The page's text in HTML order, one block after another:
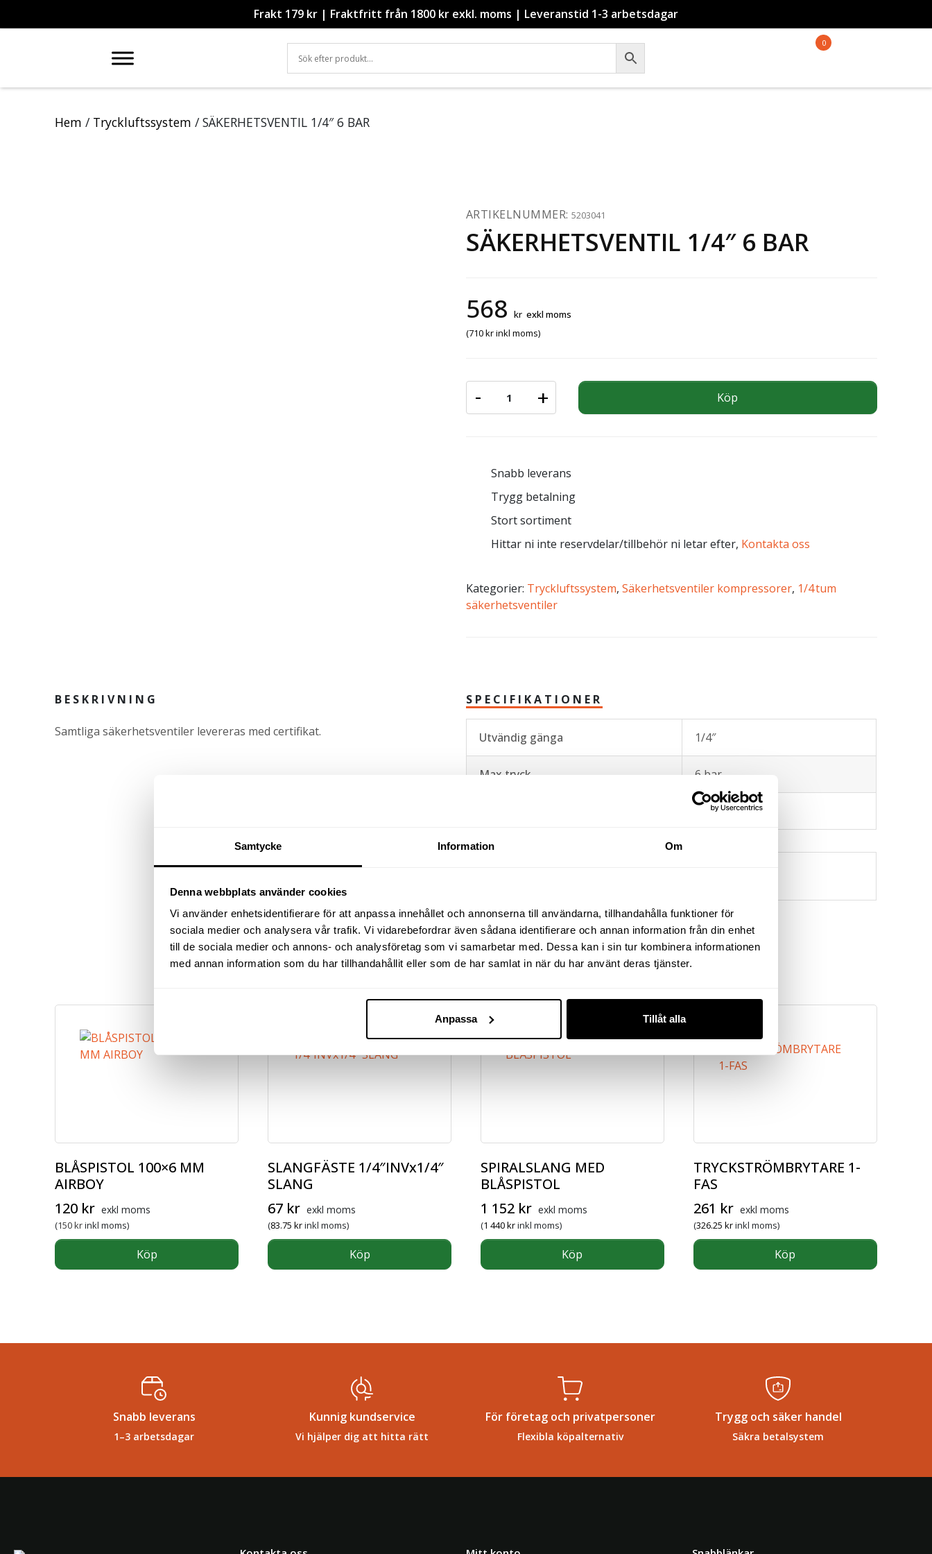
Samtycke Information Om
Denna webbplats använder cookies
Vi använder enhetsidentifierare för att anpassa innehållet och annonserna till användarna, tillhandahålla funktioner för
sociala medier och analysera vår trafik. Vi vidarebefordrar även sådana identifierare och annan information från din enhet
till de sociala medier och annons- och analysföretag som vi samarbetar med. Dessa kan i sin tur kombinera informationen
med annan information som du har tillhandahållit eller som de har samlat in när du har använt deras tjänster.
Anpassa Tillåt alla
Frakt 179 kr | Fraktfritt från 1800 kr exkl. moms | Leveranstid 1-3 arbetsdagar
0
Hem / Tryckluftssystem / SÄKERHETSVENTIL 1/4″ 6 BAR
ARTIKELNUMMER:5203041
SÄKERHETSVENTIL 1/4″ 6 BAR
568 kr exkl moms
(710krinkl moms)
- SÄKERHETSVENTIL 1/4" 6 BAR mängd
+ Köp
Snabb leverans
Trygg betalning
Stort sortiment
Hittar ni inte reservdelar/tillbehör ni letar efter, Kontakta oss
Kategorier: Tryckluftssystem, Säkerhetsventiler kompressorer, 1/4 tum
säkerhetsventiler
BESKRIVNING
Samtliga säkerhetsventiler levereras med certifikat.
SPECIFIKATIONER
Utvändig gänga 1/4″
Max tryck 6 bar
2208 l/min
Relaterade produkter
BLÅSPISTOL 100×6 MM
AIRBOY
Det ursprungliga priset var: 168 kr.
120 krDet nuvarande priset är: 120 kr.
exkl moms
(150krinkl moms)
Köp
SLANGFÄSTE 1/4″INVx1/4″
SLANG
67 kr exkl moms
(83.75krinkl moms)
Köp
SPIRALSLANG MED
BLÅSPISTOL
1 152 kr exkl moms
(1 440krinkl moms)
Köp
TRYCKSTRÖMBRYTARE 1-
FAS
261 kr exkl moms
(326.25 krinkl moms)
Köp
Snabb leverans
1–3 arbetsdagar
Kunnig kundservice
Vi hjälper dig att hitta rätt
För företag och privatpersoner
Flexibla köpalternativ
Trygg och säker handel
Säkra betalsystem